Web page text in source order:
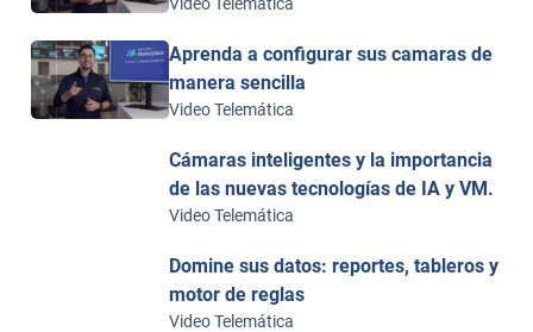
Aprenda a configurar sus camaras de
manera sencilla
Video Telemática
Cámaras inteligentes y la importancia
de las nuevas tecnologías de IA y VM.
Video Telemática
Domine sus datos: reportes, tableros y
motor de reglas
Video Telemática